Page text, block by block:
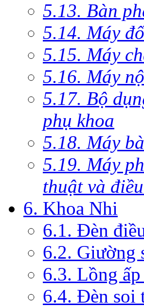
5.13. Bàn
5.14. Máy
5.15. Máy
5.16. Máy
5.17. Bộ
phụ khoa
5.18. Máy
5.19. Máy
thuật và
6. Khoa Nhi
6.1. Đèn
6.2. Giường
6.3. Lồng
6.4. Đèn soi